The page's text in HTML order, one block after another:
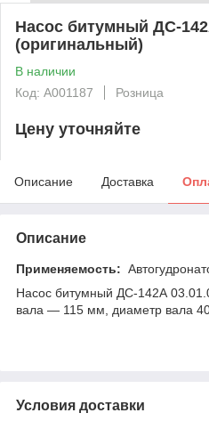
Насос битумный ДС-
(оригинальный)
В наличии
Код: А001187
Розница
Цену уточняйте
Описание Доставка
Описание
Применяемость:
Насос битумный ДС-142А
вала — 115 мм, диаметр вала
Условия доставки